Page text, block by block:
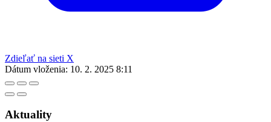
Zdieľať na sieti X
Dátum vloženia: 10. 2. 2025 8:11
Aktuality